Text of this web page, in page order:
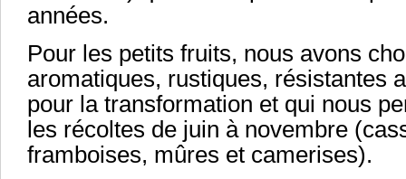
années.
Pour les petits fruits, nous avons
aromatiques, rustiques, résistantes
pour la transformation et qui nous
les récoltes de juin à novembre
framboises, mûres et camerises).